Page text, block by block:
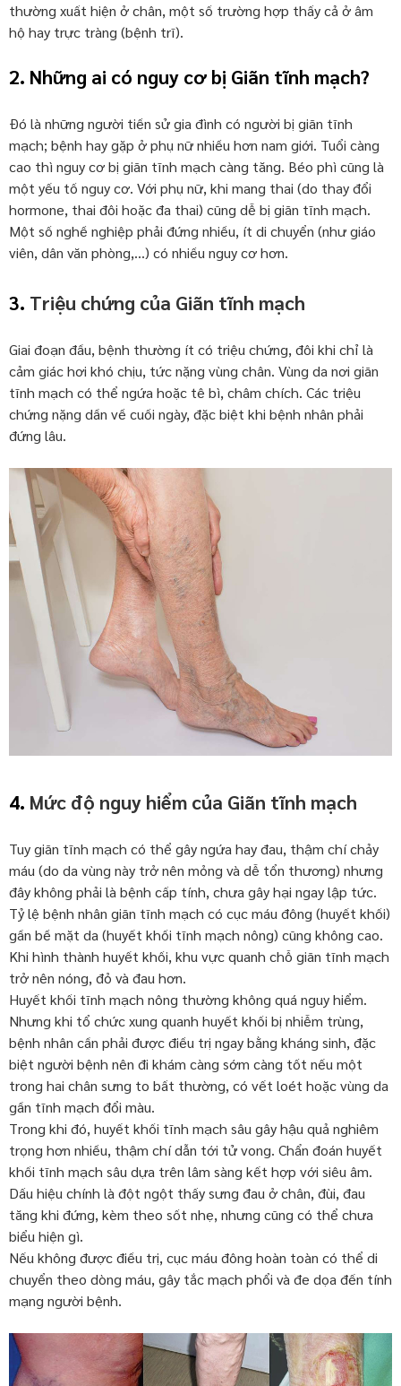
thường xuất hiện ở chân, một số trường hợp thấy cả ở âm
hộ hay trực tràng (bệnh trĩ).
2. Những ai có nguy cơ bị Giãn tĩnh mạch?
Đó là những người tiền sử gia đình có người bị giãn tĩnh
mạch; bệnh hay gặp ở phụ nữ nhiều hơn nam giới. Tuổi càng
cao thì nguy cơ bị giãn tĩnh mạch càng tăng. Béo phì cũng là
một yếu tố nguy cơ. Với phụ nữ, khi mang thai (do thay đổi
hormone, thai đôi hoặc đa thai) cũng dễ bị giãn tĩnh mạch.
Một số nghề nghiệp phải đứng nhiều, ít di chuyển (như giáo
viên, dân văn phòng,…) có nhiều nguy cơ hơn.
3. Triệu chứng của Giãn tĩnh mạch
Giai đoạn đầu, bệnh thường ít có triệu chứng, đôi khi chỉ là
cảm giác hơi khó chịu, tức nặng vùng chân. Vùng da nơi giãn
tĩnh mạch có thể ngứa hoặc tê bì, châm chích. Các triệu
chứng nặng dần về cuối ngày, đặc biệt khi bệnh nhân phải
đứng lâu.
4. Mức độ nguy hiểm của Giãn tĩnh mạch
Tuy giãn tĩnh mạch có thể gây ngứa hay đau, thậm chí chảy
máu (do da vùng này trở nên mỏng và dễ tổn thương) nhưng
đây không phải là bệnh cấp tính, chưa gây hại ngay lập tức.
Tỷ lệ bệnh nhân giãn tĩnh mạch có cục máu đông (huyết khối)
gần bề mặt da (huyết khối tĩnh mạch nông) cũng không cao.
Khi hình thành huyết khối, khu vực quanh chỗ giãn tĩnh mạch
trở nên nóng, đỏ và đau hơn.
Huyết khối tĩnh mạch nông thường không quá nguy hiểm.
Nhưng khi tổ chức xung quanh huyết khối bị nhiễm trùng,
bệnh nhân cần phải được điều trị ngay bằng kháng sinh, đặc
biệt người bệnh nên đi khám càng sớm càng tốt nếu một
trong hai chân sưng to bất thường, có vết loét hoặc vùng da
gần tĩnh mạch đổi màu.
Trong khi đó, huyết khối tĩnh mạch sâu gây hậu quả nghiêm
trọng hơn nhiều, thậm chí dẫn tới tử vong. Chẩn đoán huyết
khối tĩnh mạch sâu dựa trên lâm sàng kết hợp với siêu âm.
Dấu hiệu chính là đột ngột thấy sưng đau ở chân, đùi, đau
tăng khi đứng, kèm theo sốt nhẹ, nhưng cũng có thể chưa
biểu hiện gì.
Nếu không được điều trị, cục máu đông hoàn toàn có thể di
chuyển theo dòng máu, gây tắc mạch phổi và đe dọa đến tính
mạng người bệnh.